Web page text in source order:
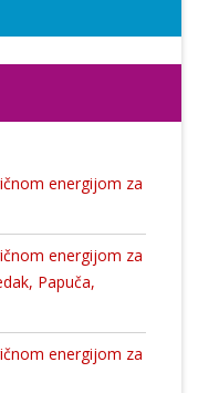
energijom za
energijom za
Papuča,
energijom za